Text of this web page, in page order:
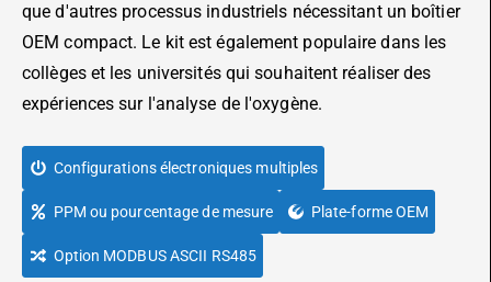
que d'autres processus industriels nécessitant un boîtier
OEM compact. Le kit est également populaire dans les
collèges et les universités qui souhaitent réaliser des
expériences sur l'analyse de l'oxygène.
Configurations électroniques multiples
PPM ou pourcentage de mesure Plate-forme OEM
Option MODBUS ASCII RS485